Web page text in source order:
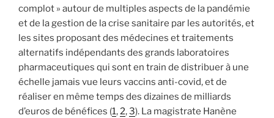
complot » autour de multiples aspects de la pandémie
et de la gestion de la crise sanitaire par les autorités, et
les sites proposant des médecines et traitements
alternatifs indépendants des grands laboratoires
pharmaceutiques qui sont en train de distribuer à une
échelle jamais vue leurs vaccins anti-covid, et de
réaliser en même temps des dizaines de milliards
d’euros de bénéfices (1, 2,3). La magistrate Hanène